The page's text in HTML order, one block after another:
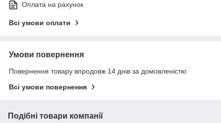
Оплата на рахунок
Всі умови оплати
Умови повернення
Повернення товару впродовж 14 днів за домовленістю
Всі умови повернення
Подібні товари компанії